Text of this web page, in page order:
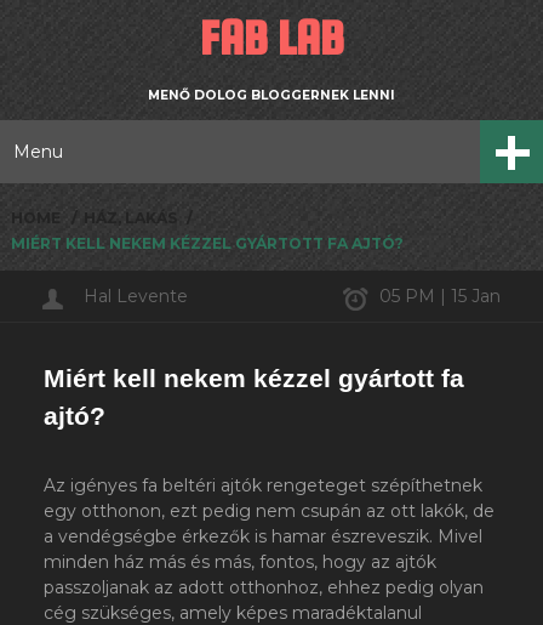
FAB LAB
MENŐ DOLOG BLOGGERNEK LENNI
Menu
HOME
HÁZ, LAKÁS
MIÉRT KELL NEKEM KÉZZEL GYÁRTOTT FA AJTÓ?
Hal Levente 05 PM | 15 Jan
Miért kell nekem kézzel gyártott fa
ajtó?
Az igényes fa beltéri ajtók rengeteget szépíthetnek
egy otthonon, ezt pedig nem csupán az ott lakók, de
a vendégségbe érkezők is hamar észreveszik. Mivel
minden ház más és más, fontos, hogy az ajtók
passzoljanak az adott otthonhoz, ehhez pedig olyan
cég szükséges, amely képes maradéktalanul